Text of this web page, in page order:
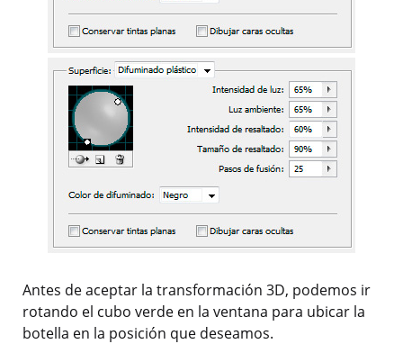
Antes de aceptar la transformación 3D, podemos ir
rotando el cubo verde en la ventana para ubicar la
botella en la posición que deseamos.